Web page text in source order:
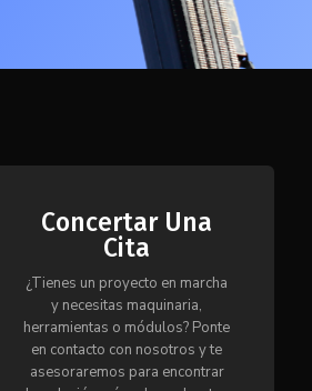
Concertar Una
Cita
¿Tienes un proyecto en marcha
y necesitas maquinaria,
herramientas o módulos? Ponte
en contacto con nosotros y te
asesoraremos para encontrar